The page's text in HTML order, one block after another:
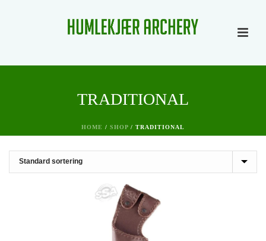
TRADITIONAL
HOME / SHOP / TRADITIONAL